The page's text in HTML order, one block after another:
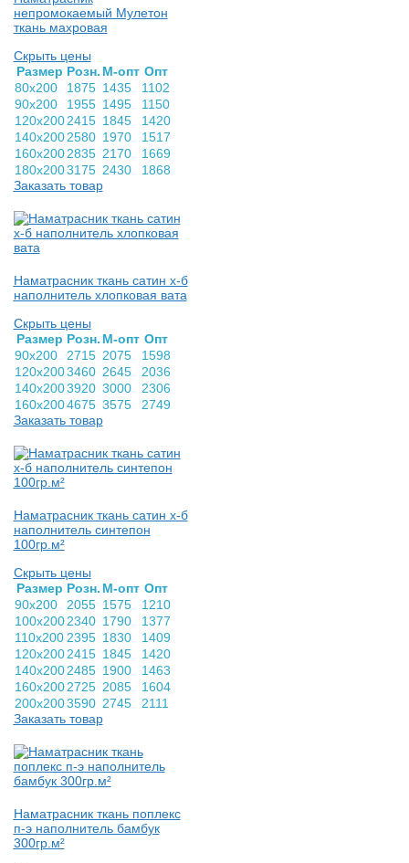
непромокаемый Мулетон
ткань махровая
Скрыть цены
Раз­мер Розн. М-опт Опт
80х200
1875 1435
1102
90х200
1955 1495
1150
120х200 2415 1845
1420
140х200 2580 1970
1517
160х200 2835 2170
1669
180х2003175 2430
1868
Заказать товар
Наматрасник ткань сатин х-б
наполнитель хлопковая вата
Скрыть цены
Раз­мер Розн. М-опт Опт
90х200
2715 2075
1598
120х2003460 2645
2036
140х2003920 3000
2306
160х2004675 3575
2749
Заказать товар
Наматрасник ткань сатин х-б
наполнитель синтепон
100гр.м²
Скрыть цены
Раз­мер Розн. М-опт Опт
90х200
2055 1575
1210
100х200 2340 1790
1377
110х200 2395 1830
1409
120х200 2415 1845
1420
140х200 2485 1900
1463
160х200 2725 2085
1604
200х2003590 2745
2111
Заказать товар
Наматрасник ткань поплекс
п-э наполнитель бамбук
300гр.м²